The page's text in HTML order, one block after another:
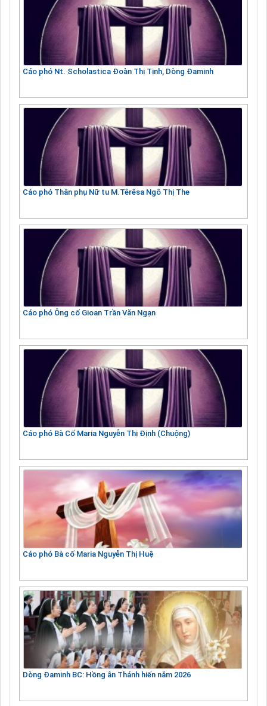
Cáo phó Nt. Scholastica Đoàn Thị Tịnh, Dòng Đaminh
Cáo phó Thân phụ Nữ tu M.Têrêsa Ngô Thị The
Cáo phó Ông cố Gioan Trần Văn Ngạn
Cáo phó Bà Cố Maria Nguyễn Thị Định (Chuộng)
Cáo phó Bà cố Maria Nguyễn Thị Huệ
Dòng Đaminh BC: Hồng ân Thánh hiến năm 2026